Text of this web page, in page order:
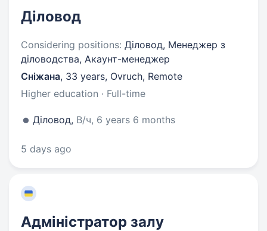
Діловод
Considering positions: Діловод, Менеджер з
діловодства, Акаунт-менеджер
Сніжана, 33 years, Ovruch, Remote
Higher education · Full-time
Діловод, В/ч, 6 years 6 months
5 days ago
Адміністратор залу